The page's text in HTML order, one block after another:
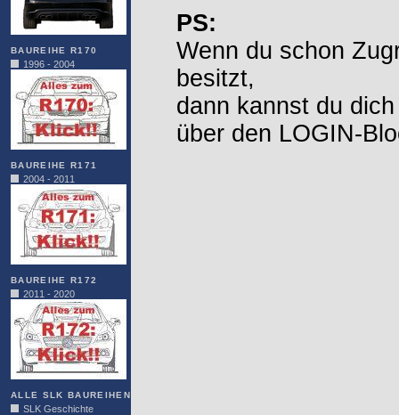
BAUREIHE R170
1996 - 2004
BAUREIHE R171
2004 - 2011
BAUREIHE R172
2011 - 2020
ALLE SLK BAUREIHEN
SLK Geschichte
PS:
Wenn du schon
besitzt,
dann kannst du
über den LOGIN-